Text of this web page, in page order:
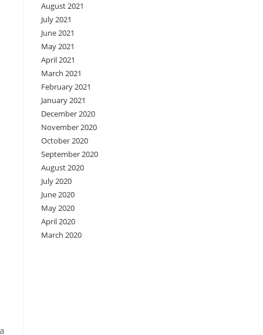
August 2021
July 2021
June 2021
May 2021
April 2021
March 2021
February 2021
January 2021
December 2020
November 2020
October 2020
September 2020
August 2020
July 2020
June 2020
May 2020
April 2020
March 2020